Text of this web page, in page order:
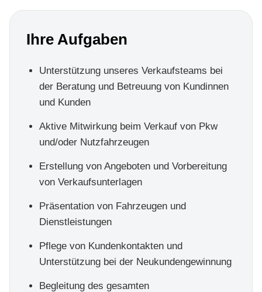
Ihre Aufgaben
Unterstützung unseres Verkaufsteams bei
der Beratung und Betreuung von Kundinnen
und Kunden
Aktive Mitwirkung beim Verkauf von Pkw
und/oder Nutzfahrzeugen
Erstellung von Angeboten und Vorbereitung
von Verkaufsunterlagen
Präsentation von Fahrzeugen und
Dienstleistungen
Pflege von Kundenkontakten und
Unterstützung bei der Neukundengewinnung
Begleitung des gesamten